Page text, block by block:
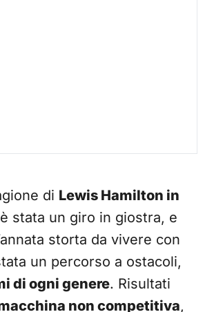
di Lewis Hamilton in
stata un giro in giostra, e
storta da vivere con
un percorso a ostacoli,
di ogni genere. Risultati
non competitiva,